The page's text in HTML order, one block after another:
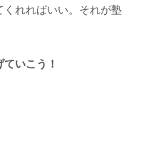
くれればいい。それが塾
いこう！